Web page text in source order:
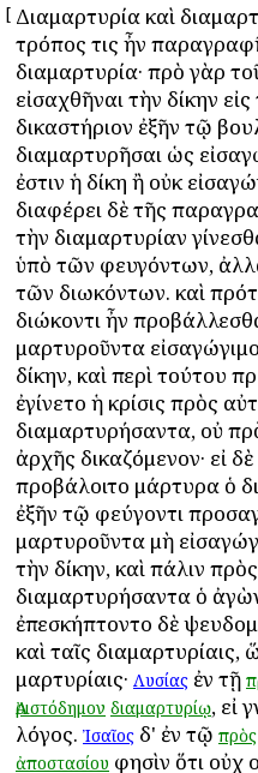
[ Διαμαρτυρία καὶ
τρόπος τις ἦν
διαμαρτυρία· πρὸ γὰρ
εἰσαχθῆναι τὴν δίκην εἰς
δικαστήριον ἐξῆν τῷ
διαμαρτυρῆσαι ὡς
ἐστιν ἡ δίκη ἢ οὐκ
διαφέρει δὲ τῆς
τὴν διαμαρτυρίαν
ὑπὸ τῶν φευγόντων,
τῶν διωκόντων. καὶ
διώκοντι ἦν
μαρτυροῦντα
δίκην, καὶ περὶ τούτου
ἐγίνετο ἡ κρίσις πρὸς
διαμαρτυρήσαντα, οὐ
ἀρχῆς δικαζόμενον· εἰ
προβάλοιτο μάρτυρα ὁ
ἐξῆν τῷ φεύγοντι
μαρτυροῦντα μὴ
τὴν δίκην, καὶ πάλιν
διαμαρτυρήσαντα ὁ
ἐπεσκήπτοντο δὲ
καὶ ταῖς διαμαρτυρίαις,
μαρτυρίαις· Λυσίας ἐν τῇ
Ἀριστόδημον διαμαρτυρίῳ, εἰ
λόγος. Ἰσαῖος δ' ἐν τῷ πρὸς
ἀποστασίου φησὶν ὅτι οὐχ